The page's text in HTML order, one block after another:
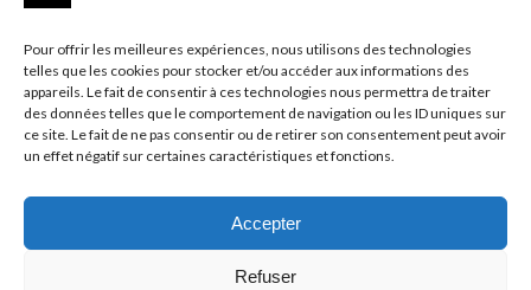
Pour offrir les meilleures expériences, nous utilisons des technologies
telles que les cookies pour stocker et/ou accéder aux informations des
appareils. Le fait de consentir à ces technologies nous permettra de traiter
des données telles que le comportement de navigation ou les ID uniques sur
ce site. Le fait de ne pas consentir ou de retirer son consentement peut avoir
un effet négatif sur certaines caractéristiques et fonctions.
Accepter
Refuser
Vous souhaitez adhérer au
club ?
Actualité au sens large